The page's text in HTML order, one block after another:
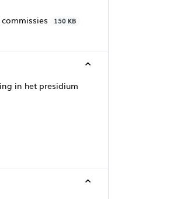
150 KB
in het presidium